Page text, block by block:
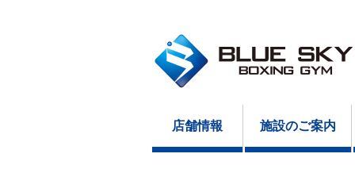
店舗情報 施設のご案内